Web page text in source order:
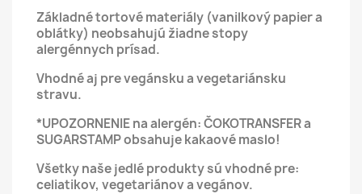
Základné tortové materiály (vanilkový papier a
oblátky) neobsahujú žiadne stopy
alergénnych prísad.
Vhodné aj pre vegánsku a vegetariánsku
stravu.
*UPOZORNENIE na alergén: ČOKOTRANSFER a
SUGARSTAMP obsahuje kakaové maslo!
Všetky naše jedlé produkty sú vhodné pre:
celiatikov, vegetariánov a vegánov.